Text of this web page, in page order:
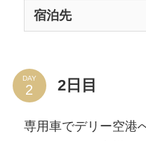
宿泊先
DAY 2日目
専用車でデリー空港